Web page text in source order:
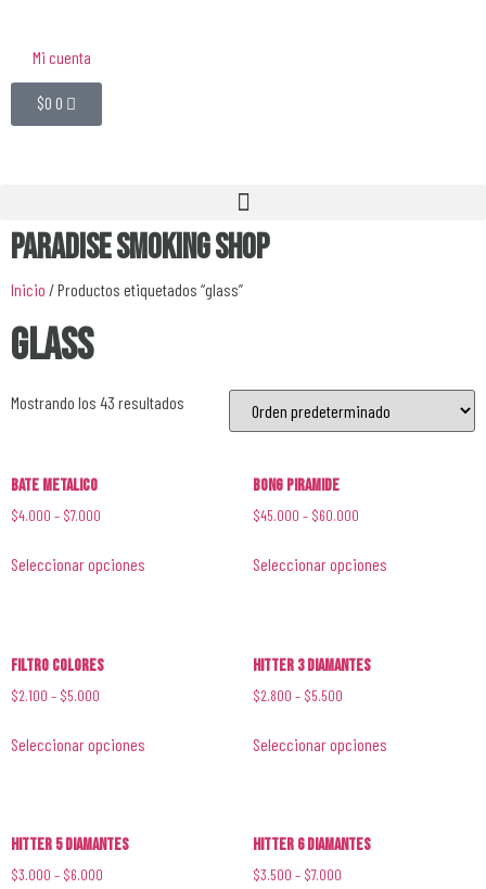
Mi cuenta
$0 0
Paradise Smoking Shop
Inicio / Productos etiquetados “glass”
glass
Mostrando los 43 resultados
Bate Metalico
$4.000 – $7.000
Seleccionar opciones
Bong Piramide
$45.000 – $60.000
Seleccionar opciones
Filtro Colores
$2.100 – $5.000
Seleccionar opciones
Hitter 3 Diamantes
$2.800 – $5.500
Seleccionar opciones
Hitter 5 Diamantes
$3.000 – $6.000
Hitter 6 Diamantes
$3.500 – $7.000